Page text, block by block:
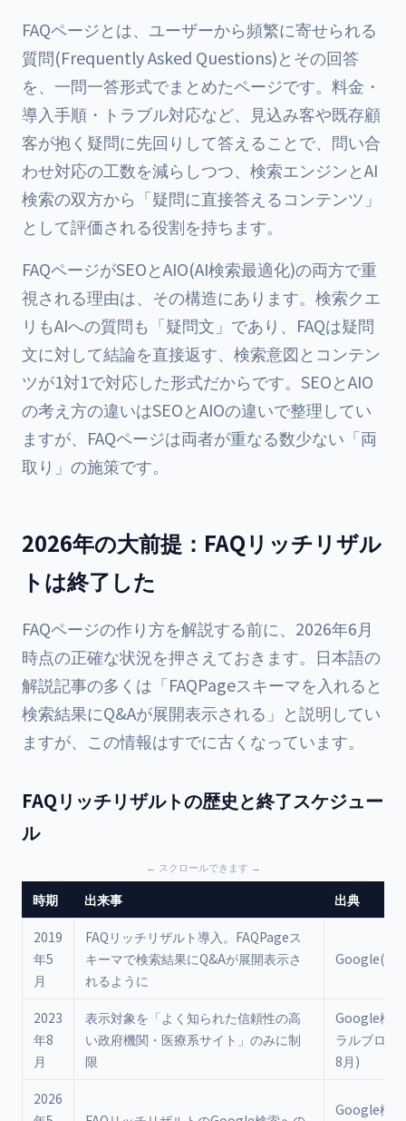
FAQページとは、ユーザーから頻繁に寄せられる
質問(Frequently Asked Questions)とその回答
を、一問一答形式でまとめたページです。料金・
導入手順・トラブル対応など、見込み客や既存顧
客が抱く疑問に先回りして答えることで、問い合
わせ対応の工数を減らしつつ、検索エンジンとAI
検索の双方から「疑問に直接答えるコンテンツ」
として評価される役割を持ちます。
FAQページがSEOとAIO(AI検索最適化)の両方で重
視される理由は、その構造にあります。検索クエ
リもAIへの質問も「疑問文」であり、FAQは疑問
文に対して結論を直接返す、検索意図とコンテン
ツが1対1で対応した形式だからです。SEOとAIO
の考え方の違いはSEOとAIOの違いで整理してい
ますが、FAQページは両者が重なる数少ない「両
取り」の施策です。
2026年の大前提：FAQリッチリザル
トは終了した
FAQページの作り方を解説する前に、2026年6月
時点の正確な状況を押さえておきます。日本語の
解説記事の多くは「FAQPageスキーマを入れると
検索結果にQ&Aが展開表示される」と説明してい
ますが、この情報はすでに古くなっています。
FAQリッチリザルトの歴史と終了スケジュー
ル
時期 出来事 出典
2019
年5
月
FAQリッチリザルト導入。FAQPageス
キーマで検索結果にQ&Aが展開表示さ
れるように
2023
年8
月
表示対象を「よく知られた信頼性の高
い政府機関・医療系サイト」のみに制
限
Google検
ラルブログ
8月)
2026
Google検